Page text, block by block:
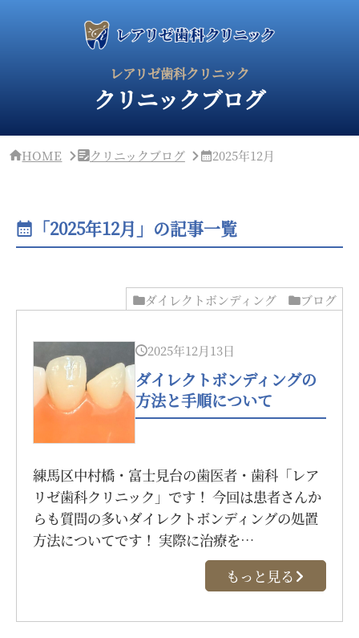
ク
レアリゼ歯科クリニック
クリニックブログ
HOME クリニックブログ 2025年12月
「2025年12月」の記事一覧
ダイレクトボンディング ブログ
2025年12月13日
ダイレクトボンディングの
方法と手順について
練馬区中村橋・富士見台の歯医者・歯科「レア
リゼ歯科クリニック」です！ 今回は患者さんか
らも質問の多いダイレクトボンディングの処置
方法についてです！ 実際に治療を…
もっと見る